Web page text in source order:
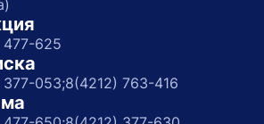
477-625
377-053;8(4212) 763-416